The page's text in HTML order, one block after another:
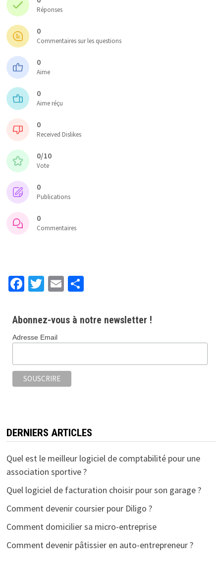
Réponses
0
Commentaires sur les questions
0
Aime
0
Aime réçu
0
Received Dislikes
0/10
Vote
0
Publications
0
Commentaires
Fa
b
o
o
k
T
tt
er
E
ai
P
ta
r
Abonnez-vous à notre newsletter !
Adresse Email
DERNIERS ARTICLES
Quel est le meilleur logiciel de comptabilité pour une
association sportive ?
Quel logiciel de facturation choisir pour son garage ?
Comment devenir coursier pour Diligo ?
Comment domicilier sa micro-entreprise
Comment devenir pâtissier en auto-entrepreneur ?